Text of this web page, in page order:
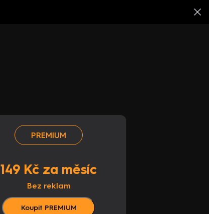
PREMIUM
149 Kč za měsíc
Bez reklam
Koupit PREMIUM